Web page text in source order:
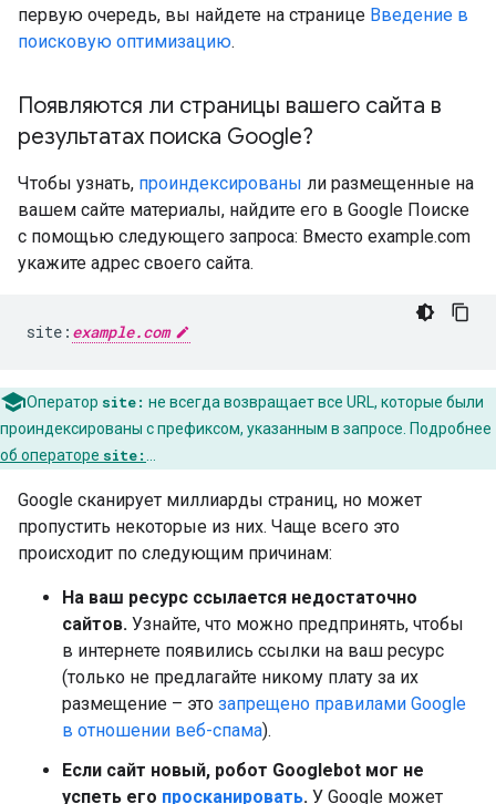
первую очередь, вы найдете на странице Введение в
поисковую оптимизацию.
Появляются ли страницы вашего сайта в
результатах поиска Google?
Чтобы узнать, проиндексированы ли размещенные на
вашем сайте материалы, найдите его в Google Поиске
с помощью следующего запроса: Вместо example.com
укажите адрес своего сайта.
site: example.com
Оператор site: не всегда возвращает все URL, которые были
проиндексированы с префиксом, указанным в запросе. Подробнее
об операторе site:
Google сканирует миллиарды страниц, но может
пропустить некоторые из них. Чаще всего это
происходит по следующим причинам:
На ваш ресурс ссылается недостаточно
сайтов. Узнайте, что можно предпринять, чтобы
в интернете появились ссылки на ваш ресурс
(только не предлагайте никому плату за их
размещение – это запрещено правилами Google
в отношении веб-спама).
Если сайт новый, робот Googlebot мог не
успеть его просканировать. У Google может